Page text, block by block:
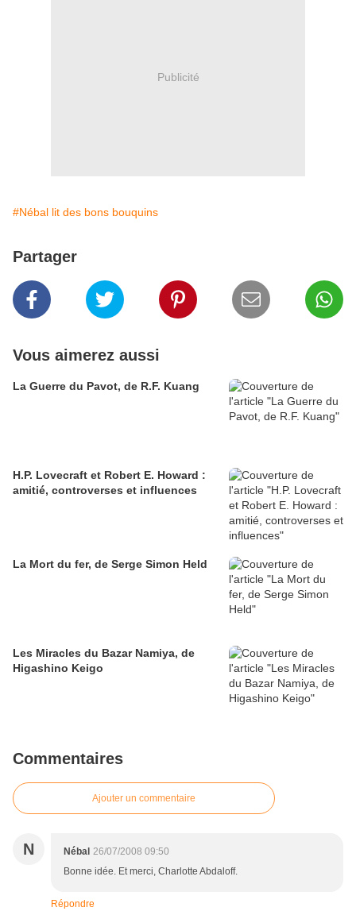
Publicité
#Nébal lit des bons bouquins
Partager
Vous aimerez aussi
La Guerre du Pavot, de R.F. Kuang
H.P. Lovecraft et Robert E. Howard :
amitié, controverses et influences
La Mort du fer, de Serge Simon Held
Les Miracles du Bazar Namiya, de
Higashino Keigo
Commentaires
Ajouter un commentaire
N Nébal 26/07/2008 09:50
Bonne idée. Et merci, Charlotte Abdaloff.
Répondre